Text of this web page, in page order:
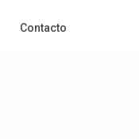
Contacto